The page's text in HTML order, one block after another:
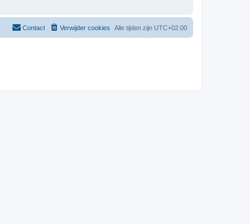
Alle tijden zijn UTC+02:00
Verwijder cookies
Contact